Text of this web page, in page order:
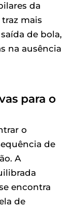
da
mais
de bola,
na ausência
para o
o
de
A
encontra
de